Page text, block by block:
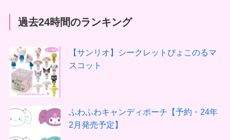
過去24時間のランキング
【サンリオ】シークレットぴょこのるマ
スコット
ふわふわキャンディポーチ【予約・24年
2月発売予定】